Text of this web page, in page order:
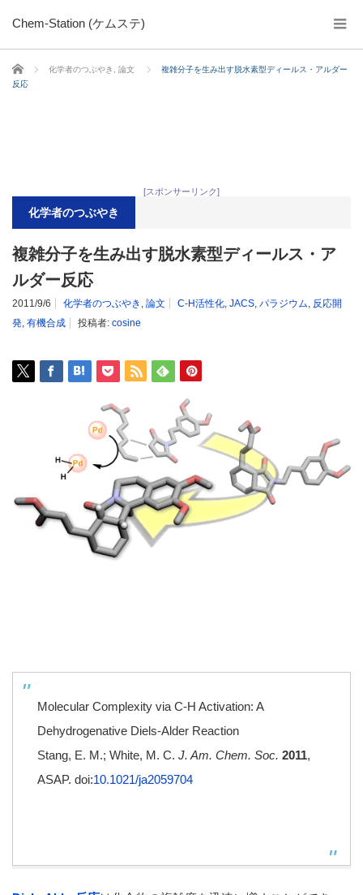
Chem-Station (ケムステ)
ホーム 化学者のつぶやき 論文
複雑分子を生み出す脱水素型ディールス・アルダー
反応
[スポンサーリンク]
化学者のつぶやき
複雑分子を生み出す脱水素型ディールス・ア
ルダー反応
2011/9/6 化学者のつぶやき , 論文 C-H活性化, JACS, パラジウム, 反応開
発, 有機合成 投稿者: cosine
Molecular Complexity via C-H Activation: A
Dehydrogenative Diels-Alder Reaction
Stang, E. M.; White, M. C. J. Am. Chem. Soc. 2011,
ASAP. doi:10.1021/ja2059704